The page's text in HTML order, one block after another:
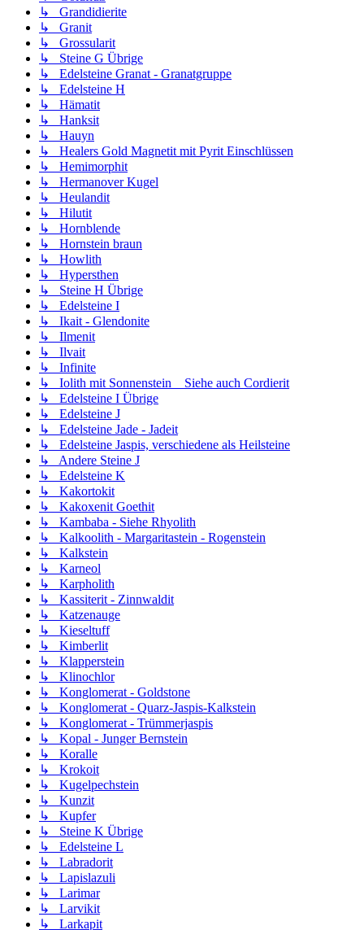
↳ Grandidierite
↳ Granit
↳ Grossularit
↳ Steine G Übrige
↳ Edelsteine Granat - Granatgruppe
↳ Edelsteine H
↳ Hämatit
↳ Hanksit
↳ Hauyn
↳ Healers Gold Magnetit mit Pyrit Einschlüssen
↳ Hemimorphit
↳ Hermanover Kugel
↳ Heulandit
↳ Hilutit
↳ Hornblende
↳ Hornstein braun
↳ Howlith
↳ Hypersthen
↳ Steine H Übrige
↳ Edelsteine I
↳ Ikait - Glendonite
↳ Ilmenit
↳ Ilvait
↳ Infinite
↳ Iolith mit Sonnenstein _ Siehe auch Cordierit
↳ Edelsteine I Übrige
↳ Edelsteine J
↳ Edelsteine Jade - Jadeit
↳ Edelsteine Jaspis, verschiedene als Heilsteine
↳ Andere Steine J
↳ Edelsteine K
↳ Kakortokit
↳ Kakoxenit Goethit
↳ Kambaba - Siehe Rhyolith
↳ Kalkoolith - Margaritastein - Rogenstein
↳ Kalkstein
↳ Karneol
↳ Karpholith
↳ Kassiterit - Zinnwaldit
↳ Katzenauge
↳ Kieseltuff
↳ Kimberlit
↳ Klapperstein
↳ Klinochlor
↳ Konglomerat - Goldstone
↳ Konglomerat - Quarz-Jaspis-Kalkstein
↳ Konglomerat - Trümmerjaspis
↳ Kopal - Junger Bernstein
↳ Koralle
↳ Krokoit
↳ Kugelpechstein
↳ Kunzit
↳ Kupfer
↳ Steine K Übrige
↳ Edelsteine L
↳ Labradorit
↳ Lapislazuli
↳ Larimar
↳ Larvikit
↳ Larkapit